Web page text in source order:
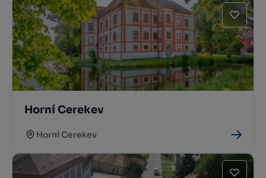
Horní Cerekev
Horní Cerekev